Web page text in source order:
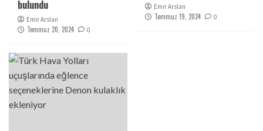
bulundu
Emir Arslan
Temmuz 20, 2024 0
Emir Arslan
Temmuz 19, 2024 0